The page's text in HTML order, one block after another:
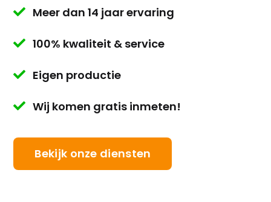
 Meer dan 14 jaar ervaring
 100% kwaliteit & service
 Eigen productie
 Wij komen gratis inmeten!
Bekijk onze diensten